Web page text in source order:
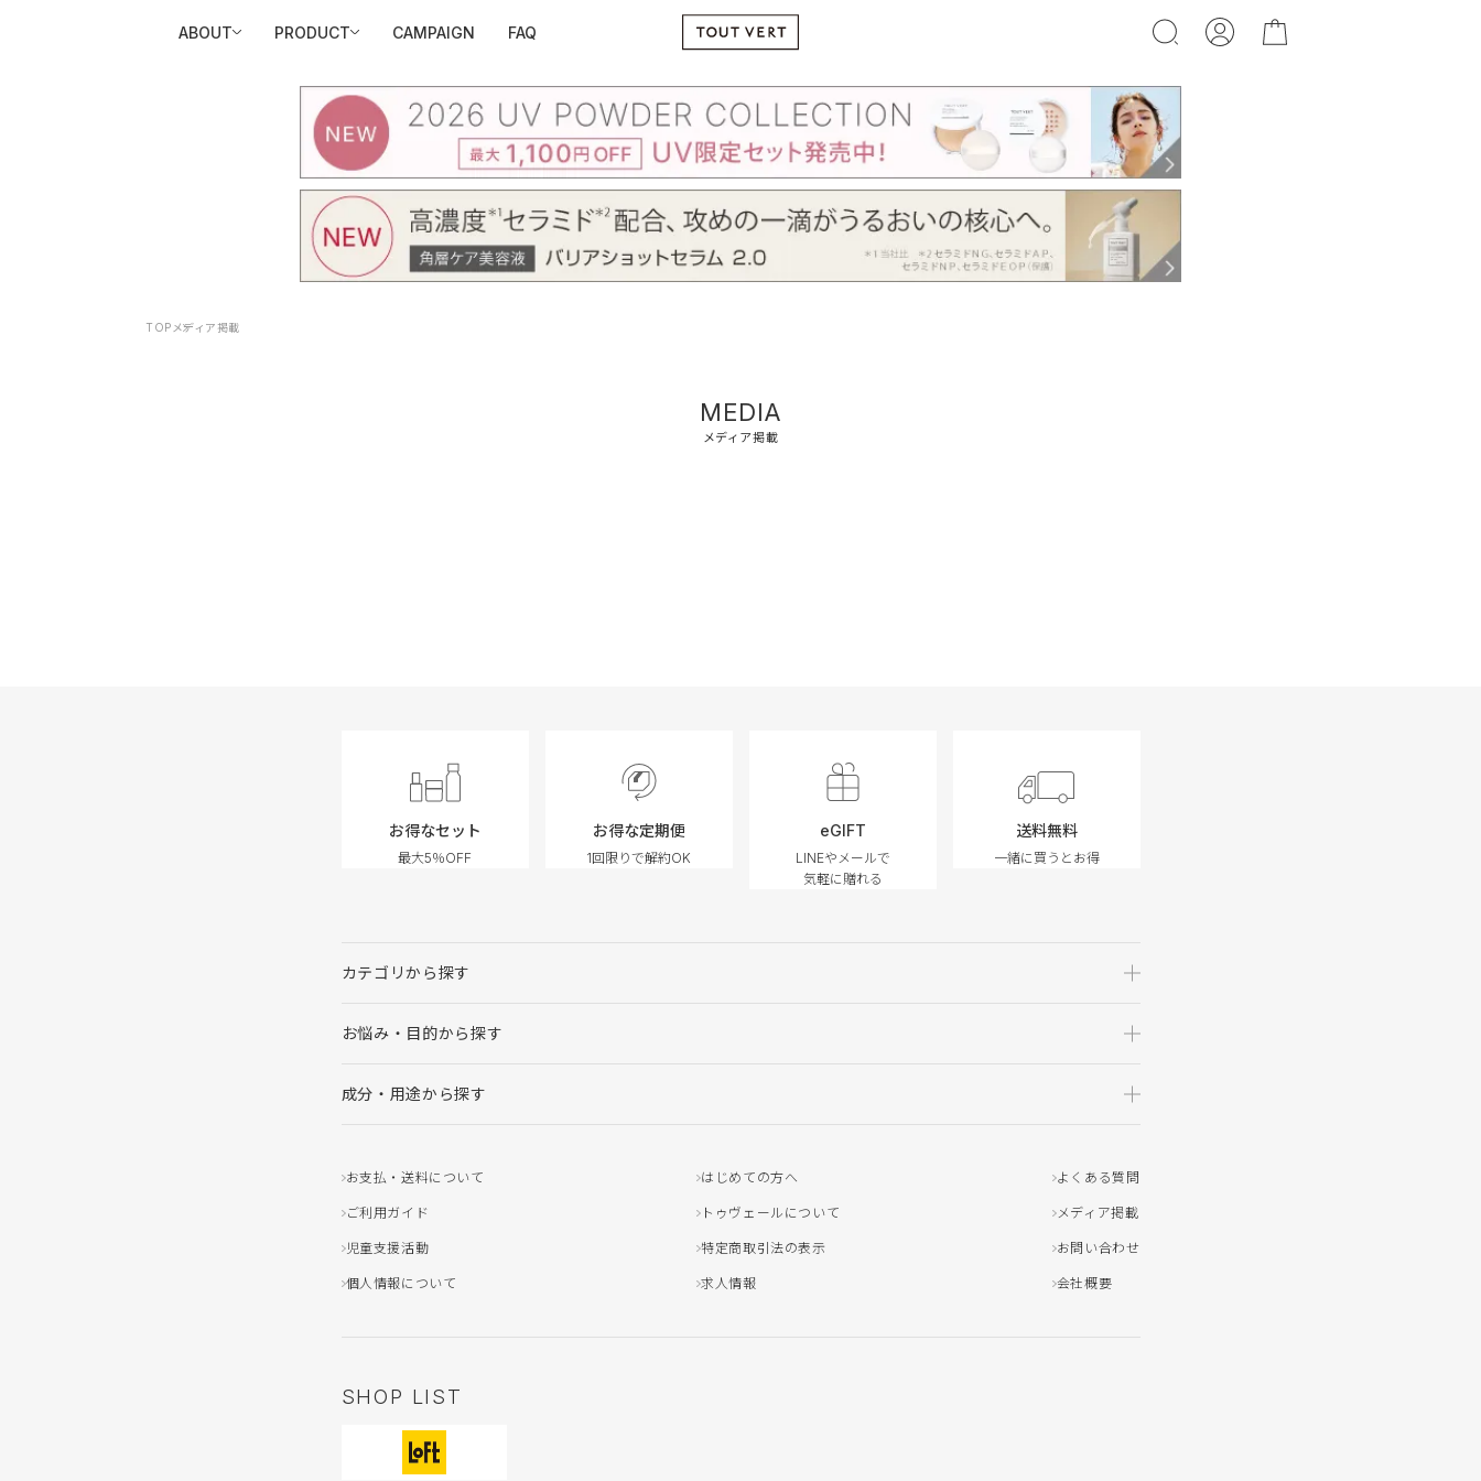
ABOUT PRODUCT CAMPAIGN FAQ
TOPメディア掲載
MEDIA
メディア掲載
お得なセット
最大5％OFF
お得な定期便
1回限りで解約OK
eGIFT
LINEやメールで
気軽に贈れる
送料無料
一緒に買うとお得
カテゴリから探す
お悩み・目的から探す
成分・用途から探す
お支払・送料について はじめての方へ よくある質問
ご利用ガイド トゥヴェールについて メディア掲載
児童支援活動 特定商取引法の表示 お問い合わせ
個人情報について 求人情報 会社概要
SHOP LIST